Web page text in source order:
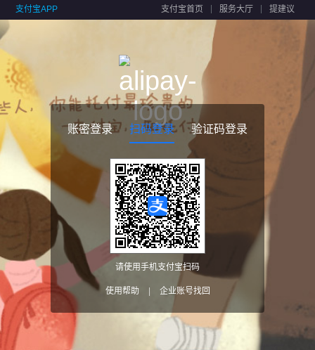
支付宝APP 支付宝首页 服务大厅 提建议
账密登录 扫码登录 验证码登录
请使用手机支付宝扫码
使用帮助 企业账号找回